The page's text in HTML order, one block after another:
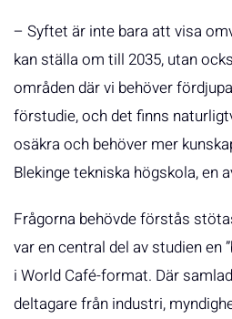
– Syftet är inte bara att visa
kan ställa om till 2035, utan
områden där vi behöver
förstudie, och det finns
osäkra och behöver mer
Blekinge tekniska högskola, en
Frågorna behövde förstås
var en central del av studien en
i World Café-format. Där
deltagare från industri,